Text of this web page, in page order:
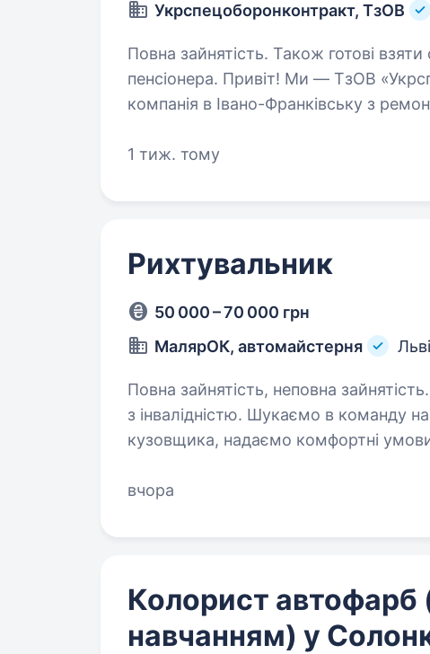
Укрспецоборонконтракт, ТзОВ
Повна зайнятість. Також готові
пенсіонера. Привіт! Ми — ТзОВ «Укрспецоборонконтракт», провідна
компанія в Івано-Франківську з
КрАЗ, МАЗ, ГАЗ. Якщо ти хочеш…
1 тиж. тому
Рихтувальник
50 000 – 70 000 грн
МалярОК, автомайстерня
Повна зайнятість, неповна
з інвалідністю. Шукаємо в команду на постійну роботу рихтувальника,
кузовщика, надаємо комфортні
Робочий графік з 9:00 до 18:00…
вчора
Колорист автофарб
навчанням) у